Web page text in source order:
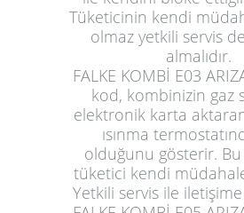
Tüketicinin kendi
olmaz yetkili servis
almalıdır.
FALKE KOMBİ E03
kod, kombinizin gaz
elektronik karta aktaran
ısınma
olduğunu gösterir.
tüketici kendi
Yetkili servis ile